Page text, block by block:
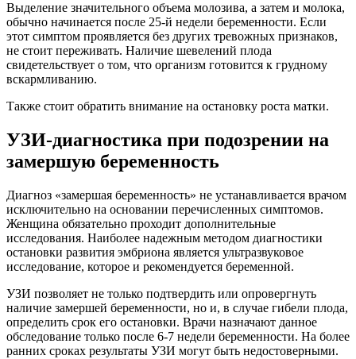
Выделение значительного объема молозива, а затем и молока,
обычно начинается после 25-й недели беременности. Если
этот симптом проявляется без других тревожных признаков,
не стоит переживать. Наличие шевелений плода
свидетельствует о том, что организм готовится к грудному
вскармливанию.
Также стоит обратить внимание на остановку роста матки.
УЗИ-диагностика при подозрении на
замершую беременность
Диагноз «замершая беременность» не устанавливается врачом
исключительно на основании перечисленных симптомов.
Женщина обязательно проходит дополнительные
исследования. Наиболее надежным методом диагностики
остановки развития эмбриона является ультразвуковое
исследование, которое и рекомендуется беременной.
УЗИ позволяет не только подтвердить или опровергнуть
наличие замершей беременности, но и, в случае гибели плода,
определить срок его остановки. Врачи назначают данное
обследование только после 6-7 недели беременности. На более
ранних сроках результаты УЗИ могут быть недостоверными.